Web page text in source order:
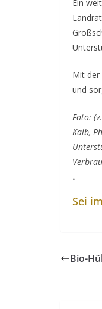
Ein
Mit der
und
Foto:
Kalb,
.
Sei
Bio-